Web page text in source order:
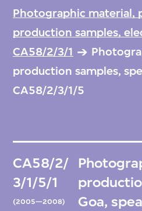
Photographic material,
production samples,
CA58/2/3/1
production samples,
CA58/2/3/1/5
CA58/2/
3/1/5/1
(2005—2008)
Goa,